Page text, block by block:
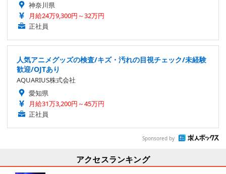
神奈川県
月給24万9,300円～32万円
正社員
人気アニメグッズの検査/キズ・汚れの目視チェック/未経験
歓迎/OJTあり
AQUARIUS株式会社
愛知県
月給31万3,200円～45万円
正社員
Sponsored by
アクセスランキング